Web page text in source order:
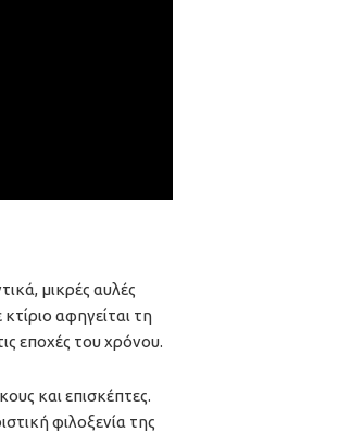
μικρές αυλές
αφηγείται τη
εποχές του χρόνου.
και επισκέπτες.
φιλοξενία της